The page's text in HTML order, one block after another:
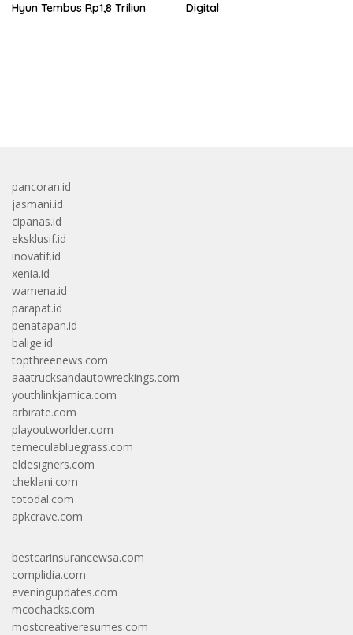
Hyun Tembus Rp1,8 Triliun
Digital
pancoran.id
jasmani.id
cipanas.id
eksklusif.id
inovatif.id
xenia.id
wamena.id
parapat.id
penatapan.id
balige.id
topthreenews.com
aaatrucksandautowreckings.com
youthlinkjamica.com
arbirate.com
playoutworlder.com
temeculabluegrass.com
eldesigners.com
cheklani.com
totodal.com
apkcrave.com
bestcarinsurancewsa.com
complidia.com
eveningupdates.com
mcochacks.com
mostcreativeresumes.com